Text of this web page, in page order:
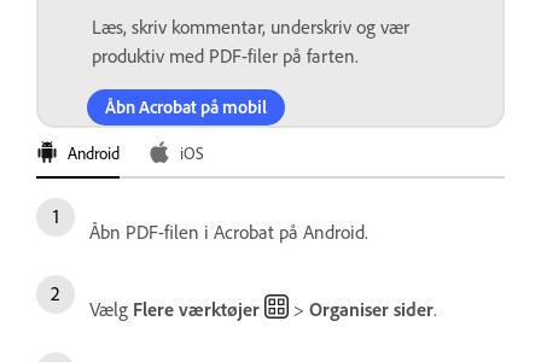
Læs, skriv kommentar, underskriv og vær
produktiv med PDF-filer på farten.
Åbn Acrobat på mobil
Android iOS
Åbn PDF-filen i Acrobat på Android.
Vælg Flere værktøjer > Organiser sider.